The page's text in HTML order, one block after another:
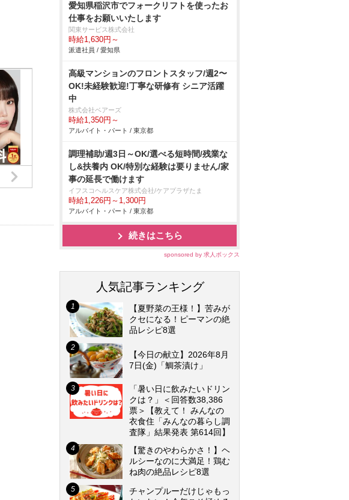
愛知県稲沢市でフォークリフトを使ったお
仕事をお願いいたします
関東サービス株式会社
時給1,630円～
派遣社員 / 愛知県
⾼級マンションのフロントスタッフ/週2〜
OK!未経験歓迎!丁寧な研修有 シニア活躍
中
株式会社ベアーズ
時給1,350円～
アルバイト・パート / 東京都
調理補助/週3日～OK/選べる短時間/残業な
し&扶養内 OK/特別な経験は要りません/家
事の延長で働けます
イフスコヘルスケア株式会社/ケアプラザたま
時給1,226円～1,300円
アルバイト・パート / 東京都
続きはこちら
sponsored by 求人ボックス
人気記事ランキング
【夏野菜の王様！】苦みが
クセになる！ピーマンの絶
品レシピ8選
【今日の献立】2026年8月
7日(金)「鯛茶漬け」
「暑い日に飲みたいドリン
クは？」＜回答数38,386
票＞【教えて！ みんなの
衣食住「みんなの暮らし調
査隊」結果発表 第614回】
【驚きのやわらかさ！】ヘ
ルシーなのに大満足！鶏む
ね肉の絶品レシピ8選
チャンプルーだけじゃもっ